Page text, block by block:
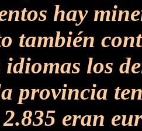
hay
también
los
provincia
eran